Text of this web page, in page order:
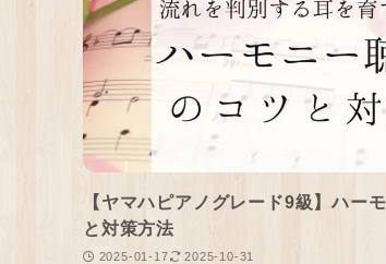
【ヤマハピアノグレード9級】ハー
と対策方法
2025-01-17 2025-10-31